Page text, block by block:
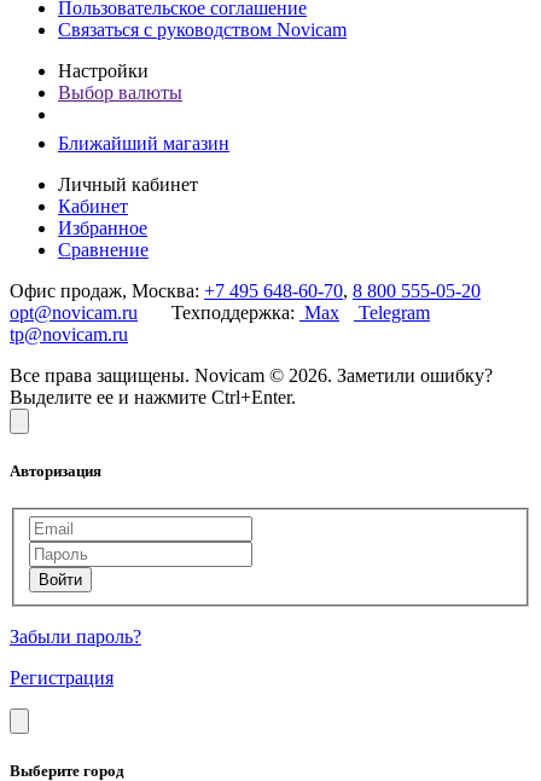
Пользовательское соглашение
Связаться с руководством Novicam
Настройки
Выбор валюты
Ближайший магазин
Личный кабинет
Кабинет
Избранное
Сравнение
Офис продаж, Москва: +7 495 648-60-70, 8 800 555-05-20
opt@novicam.ru Техподдержка: Max
Telegram
tp@novicam.ru
Все права защищены. Novicam © 2026. Заметили ошибку?
Выделите ее и нажмите Ctrl+Enter.
Авторизация
Забыли пароль?
Регистрация
Выберите город